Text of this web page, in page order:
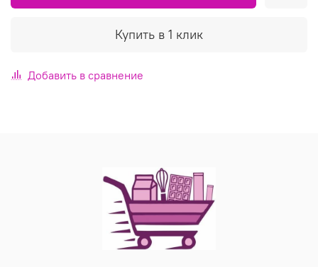
Купить в 1 клик
Добавить в сравнение